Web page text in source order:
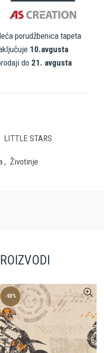
porudžbenica tapeta
10.avgusta
do 21. avgusta
LITTLE STARS
, Životinje
-50%